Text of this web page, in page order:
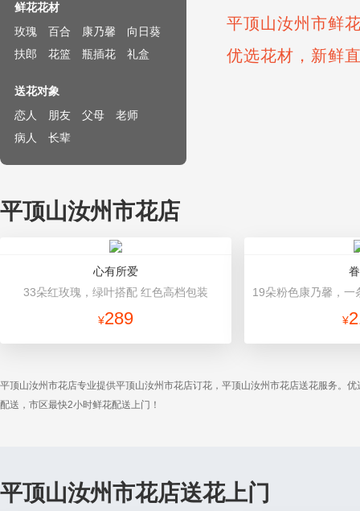
平顶山汝州市鲜
优选花材，新鲜
鲜花花材
玫瑰
百合 康乃馨
向日葵
扶郎
花篮 瓶插花 礼盒
送花对象
恋人
朋友 父母
老师
病人
长辈
平顶山汝州市花店
心有所爱
33朵红玫瑰，绿叶搭配 红色高档包装
¥289 ¥
平顶山汝州市花店专业提供平顶山汝州市花店订花，平顶山汝州市花店送花服务。
配送，市区最快2小时鲜花配送上门！
平顶山汝州市花店送花上门